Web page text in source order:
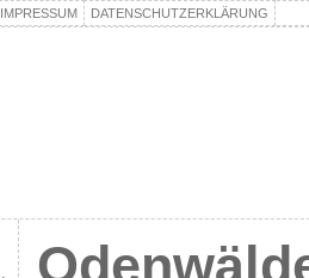
IMPRESSUM DATENSCHUTZERKLÄRUNG